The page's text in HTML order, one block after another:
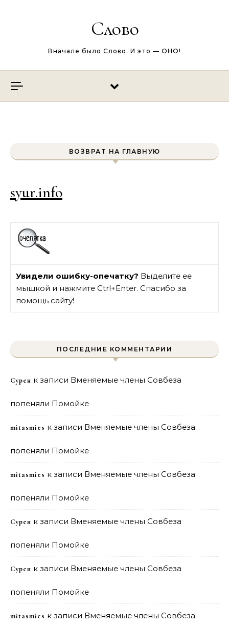
Слово
Вначале было Слово. И это — ОНО!
ВОЗВРАТ НА ГЛАВНУЮ
syur.info
Увидели ошибку-опечатку? Выделите ее
мышкой и нажмите Ctrl+Enter. Спасибо за
помощь сайту!
ПОСЛЕДНИЕ КОММЕНТАРИИ
Сурен к записи Вменяемые члены Совбеза
попеняли Помойке
mitasmies к записи Вменяемые члены Совбеза
попеняли Помойке
mitasmies к записи Вменяемые члены Совбеза
попеняли Помойке
Сурен к записи Вменяемые члены Совбеза
попеняли Помойке
Сурен к записи Вменяемые члены Совбеза
попеняли Помойке
mitasmies к записи Вменяемые члены Совбеза